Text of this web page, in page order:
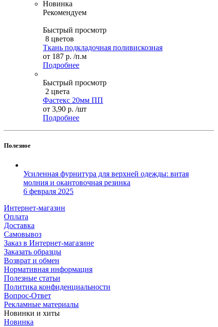
Новинка
Рекомендуем
Быстрый просмотр
8 цветов
Ткань подкладочная поливискозная
от 187 р. /п.м
Подробнее
Быстрый просмотр
2 цвета
Фастекс 20мм ПП
от 3,90 р. /шт
Подробнее
Полезное
Усиленная фурнитура для верхней одежды: витая
молния и окантовочная резинка
6 февраля 2025
Интернет-магазин
Оплата
Доставка
Самовывоз
Заказ в Интернет-магазине
Заказать образцы
Возврат и обмен
Нормативная информация
Полезные статьи
Политика конфиденциальности
Вопрос-Ответ
Рекламные материалы
Новинки и хиты
Новинка